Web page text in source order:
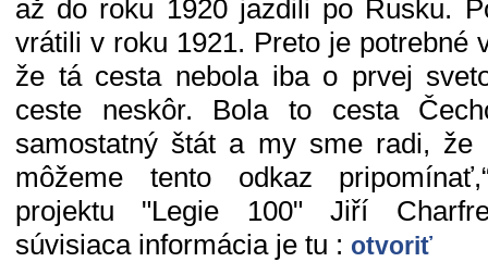
až do roku 1920 jazdili po Rusku.
vrátili v roku 1921. Preto je potrebné
že tá cesta nebola iba o prvej
ceste neskôr. Bola to cesta
samostatný štát a my sme radi, že
môžeme tento odkaz
projektu "Legie 100" Jiří
súvisiaca informácia je tu : otvoriť